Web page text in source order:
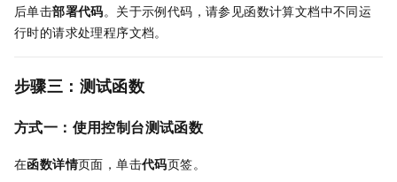
后单击部署代码。 关于示例代码，请参见函数计算文档中不同运
行时的请求处理程序文档。
步骤三：测试函数
方式一：使用控制台测试函数
在函数详情页面，单击代码页签。